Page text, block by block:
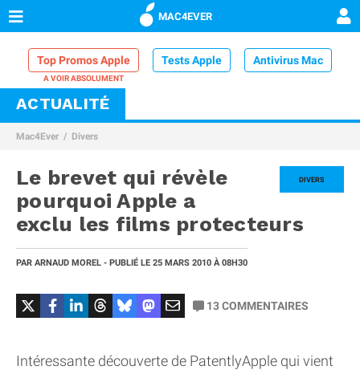
MAC4EVER
Top Promos Apple Tests Apple Antivirus Mac
VPN Mac
Comparatif iPhone
ACTUALITÉ
Mac4Ever Divers
DIVERS
Le brevet qui révèle
pourquoi Apple a
exclu les films protecteurs
PAR ARNAUD MOREL - PUBLIÉ LE 25 MARS 2010 À 08H30
13COMMENTAIRES
Intéressante découverte de PatentlyApple qui vient